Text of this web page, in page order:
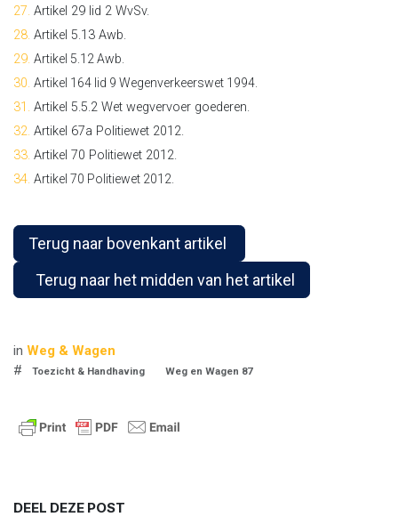
27. Artikel 29 lid 2 WvSv.
28. Artikel 5.13 Awb.
29. Artikel 5.12 Awb.
30. Artikel 164 lid 9 Wegenverkeerswet 1994.
31. Artikel 5.5.2 Wet wegvervoer goederen.
32. Artikel 67a Politiewet 2012.
33. Artikel 70 Politiewet 2012.
34. Artikel 70 Politiewet 2012.
Terug naar bovenkant artikel
Terug naar het midden van het artikel
in Weg & Wagen
#
Toezicht & Handhaving Weg en Wagen 87
DEEL DEZE POST